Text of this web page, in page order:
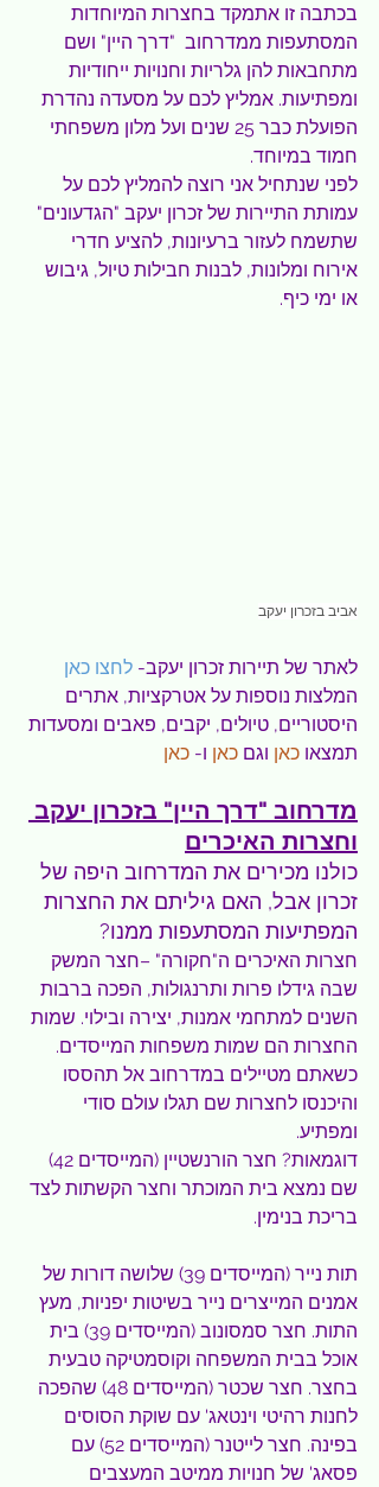
בכתבה זו אתמקד בחצרות המיוחדות
המסתעפות ממדרחוב  "דרך היין" ושם
מתחבאות להן גלריות וחנויות ייחודיות
ומפתיעות. אמליץ לכם על מסעדה נהדרת
הפועלת כבר 25 שנים ועל מלון משפחתי
חמוד במיוחד.
לפני שנתחיל אני רוצה להמליץ לכם על
עמותת התיירות של זכרון יעקב "הגדעונים"
שתשמח לעזור ברעיונות, להציע חדרי
אירוח ומלונות, לבנות חבילות טיול, גיבוש
או ימי כיף.
אביב בזכרון יעקב
לאתר של תיירות זכרון יעקב- לחצו כאן
המלצות נוספות על אטרקציות, אתרים
היסטוריים, טיולים, יקבים, פאבים ומסעדות
תמצאו כאן וגם כאן ו- כאן
מדרחוב "דרך היין" בזכרון יעקב
וחצרות האיכרים
כולנו מכירים את המדרחוב היפה של
זכרון אבל, האם גיליתם את החצרות
המפתיעות המסתעפות ממנו?
חצרות האיכרים ה"חקורה" –חצר המשק
שבה גידלו פרות ותרנגולות, הפכה ברבות
השנים למתחמי אמנות, יצירה ובילוי. שמות
החצרות הם שמות משפחות המייסדים.
כשאתם מטיילים במדרחוב אל תהססו
והיכנסו לחצרות שם תגלו עולם סודי
ומפתיע.
דוגמאות? חצר הורנשטיין (המייסדים 42)
שם נמצא בית המוכתר וחצר הקשתות לצד
בריכת בנימין.
תות נייר (המייסדים 39) שלושה דורות של
אמנים המייצרים נייר בשיטות יפניות, מעץ
התות. חצר סמסונוב (המייסדים 39) בית
אוכל בבית המשפחה וקוסמטיקה טבעית
בחצר. חצר שכטר (המייסדים 48) שהפכה
לחנות רהיטי וינטאג' עם שוקת הסוסים
בפינה. חצר לייטנר (המייסדים 52) עם
פסאג' של חנויות ממיטב המעצבים